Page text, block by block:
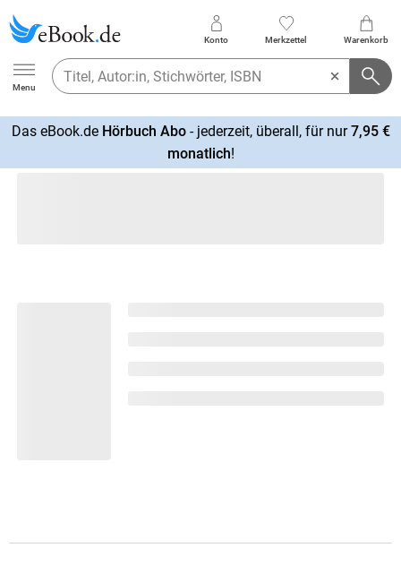
Ebook.de
Menu
Konto Merkzettel Warenkorb
Das eBook.de Hörbuch Abo- jederzeit, überall, für nur7,95 €
monatlich!